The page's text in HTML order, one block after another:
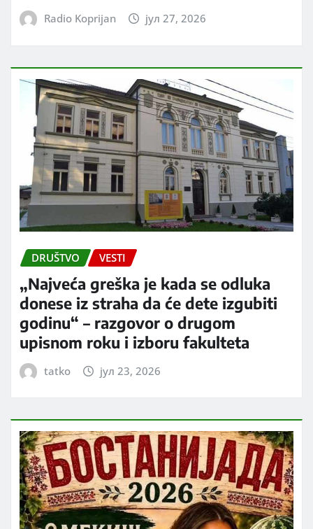
Radio Koprijan јул 27, 2026
DRUŠTVO VESTI
„Najveća greška je kada se odluka
donese iz straha da će dete izgubiti
godinu“ – razgovor o drugom
upisnom roku i izboru fakulteta
tatko јул 23, 2026